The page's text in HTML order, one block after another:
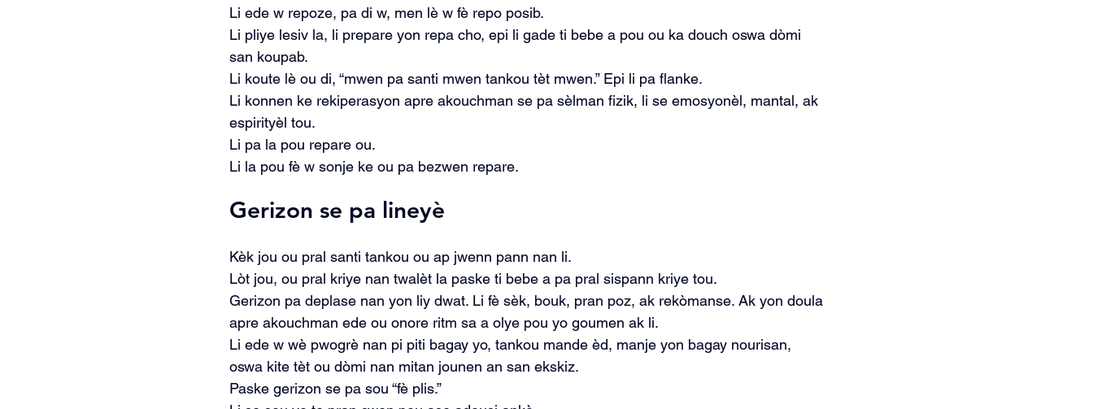
Li ede w repoze, pa di w, men lè w fè repo posib.
Li pliye lesiv la, li prepare yon repa cho, epi li gade ti bebe a pou ou ka douch oswa dòmi
san koupab.
Li koute lè ou di, “mwen pa santi mwen tankou tèt mwen.” Epi li pa flanke.
Li konnen ke rekiperasyon apre akouchman se pa sèlman fizik, li se emosyonèl, mantal, ak
espirityèl tou.
Li pa la pou repare ou.
Li la pou fè w sonje ke ou pa bezwen repare.
Gerizon se pa lineyè
Kèk jou ou pral santi tankou ou ap jwenn pann nan li.
Lòt jou, ou pral kriye nan twalèt la paske ti bebe a pa pral sispann kriye tou.
Gerizon pa deplase nan yon liy dwat. Li fè sèk, bouk, pran poz, ak rekòmanse. Ak yon doula
apre akouchman ede ou onore ritm sa a olye pou yo goumen ak li.
Li ede w wè pwogrè nan pi piti bagay yo, tankou mande èd, manje yon bagay nourisan,
oswa kite tèt ou dòmi nan mitan jounen an san ekskiz.
Paske gerizon se pa sou “fè plis.”